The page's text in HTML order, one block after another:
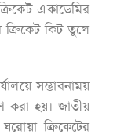
একাডেমির
কিট তুলে
সম্ভাবনাময়
করা হয়। জাতীয়
ক্রিকেটের